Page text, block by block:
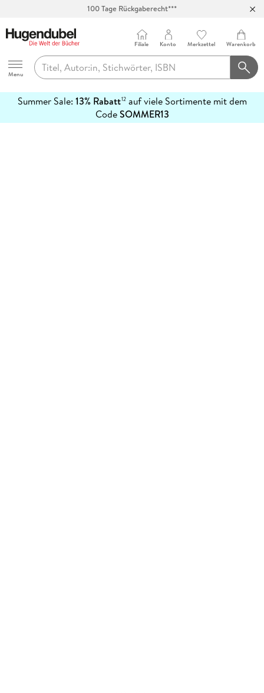
100 Tage Rückgaberecht***
Hugendubel
Menu
Filiale Konto Merkzettel Warenkorb
Summer Sale: 13% Rabatt12auf viele Sortimente mit dem
CodeSOMMER13
erfahren